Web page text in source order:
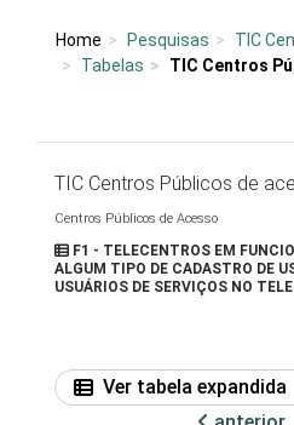
Home Pesquisas
TIC
Tabelas
TIC Centros
TIC Centros Públicos de
Centros Públicos de Acesso
F1 - TELECENTROS EM
ALGUM TIPO DE CADASTRO DE
USUÁRIOS DE SERVIÇOS NO
Ver tabela expandida